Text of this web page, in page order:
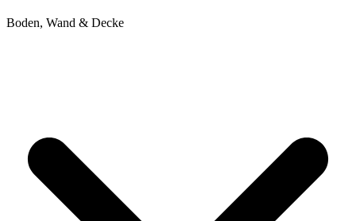
Boden, Wand & Decke